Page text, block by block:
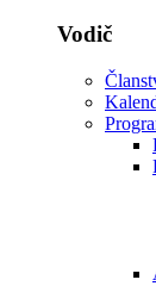
Vodič